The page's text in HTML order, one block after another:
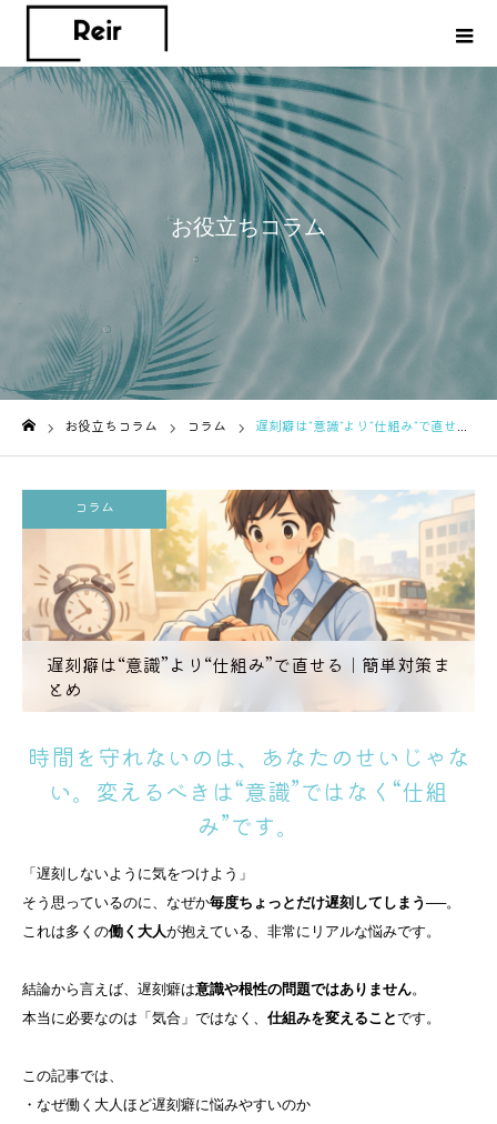
お役立ちコラム
お役立ちコラム コラム 遅刻癖は“意識”より“仕組み”で直せる｜簡単対策まとめ
コラム
遅刻癖は“意識”より“仕組み”で直せる｜簡単対策ま
とめ
時間を守れないのは、あなたのせいじゃな
い。変えるべきは“意識”ではなく“仕組
み”です。
「遅刻しないように気をつけよう」
そう思っているのに、なぜか毎度ちょっとだけ遅刻してしまう ──。
これは多くの働く大人が抱えている、非常にリアルな悩みです。
結論から言えば、遅刻癖は意識や根性の問題ではありません。
本当に必要なのは「気合」ではなく、 仕組みを変えることです。
この記事では、
・なぜ働く大人ほど遅刻癖に悩みやすいのか